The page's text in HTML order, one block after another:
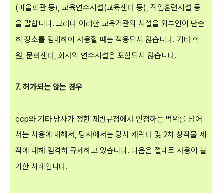
(마을회관 등), 교육연수시설(교육센터 등), 직업훈련시설 등
을 말합니다. 그러나 이러한 교육기관의 시설을 외부인이 단순
히 장소를 임대하여 사용할 때는 적용되지 않습니다. 기타 학
원, 문화센터, 회사의 연수시설은 포함되지 않습니다.
7. 허가되는 않는 경우
ccp와 기타 당사가 정한 제반규정에서 인정하는 범위를 넘어
서는 사용에 대해서, 당사에서는 당사 캐릭터 및 2차 창작물 제
작에 대해 엄격히 규제하고 있습니다. 다음은 절대로 사용이 불
가한 사례입니다.